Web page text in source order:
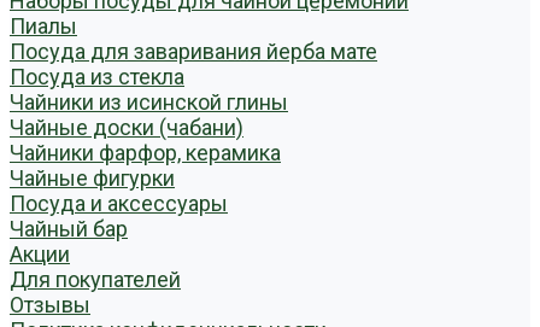
Пиалы
Посуда для заваривания йерба мате
Посуда из стекла
Чайники из исинской глины
Чайные доски (чабани)
Чайники фарфор, керамика
Чайные фигурки
Посуда и аксессуары
Чайный бар
Акции
Для покупателей
Отзывы